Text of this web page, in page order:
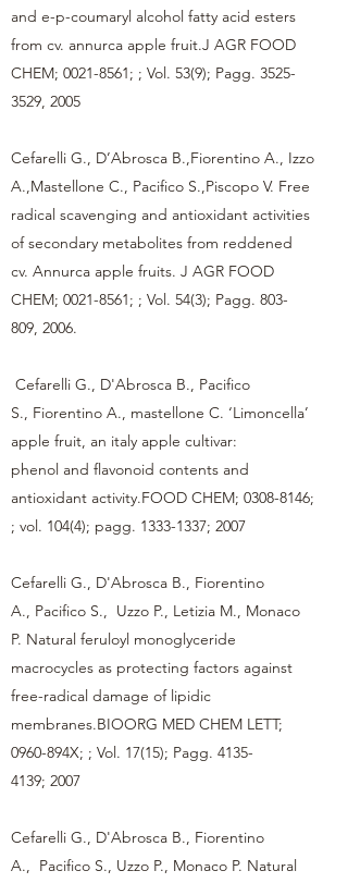
and e-p-coumaryl alcohol fatty acid esters
from cv. annurca apple fruit.J AGR FOOD
CHEM; 0021-8561; ; Vol. 53(9); Pagg. 3525-
3529, 2005
Cefarelli G., D’Abrosca B.,Fiorentino A., Izzo
A.,Mastellone C., Pacifico S.,Piscopo V. Free
radical scavenging and antioxidant activities
of secondary metabolites from reddened
cv. Annurca apple fruits. J AGR FOOD
CHEM; 0021-8561; ; Vol. 54(3); Pagg. 803-
809, 2006.
Cefarelli G., D'Abrosca B., Pacifico
S., Fiorentino A., mastellone C. ‘Limoncella’
apple fruit, an italy apple cultivar:
phenol and flavonoid contents and
antioxidant activity.FOOD CHEM; 0308-8146;
; vol. 104(4); pagg. 1333-1337; 2007
Cefarelli G., D'Abrosca B., Fiorentino
A., Pacifico S., Uzzo P., Letizia M., Monaco
P. Natural feruloyl monoglyceride
macrocycles as protecting factors against
free-radical damage of lipidic
membranes.BIOORG MED CHEM LETT;
0960-894X; ; Vol. 17(15); Pagg. 4135-
4139; 2007
Cefarelli G., D'Abrosca B., Fiorentino
A., Pacifico S., Uzzo P., Monaco P. Natural